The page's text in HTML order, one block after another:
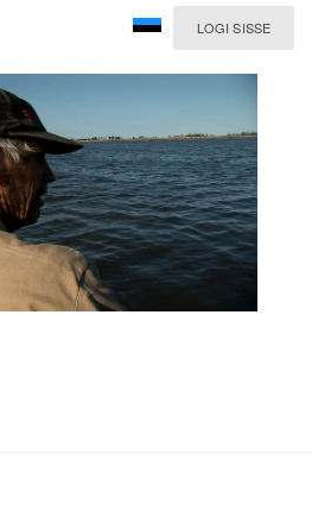
LOGI SISSE